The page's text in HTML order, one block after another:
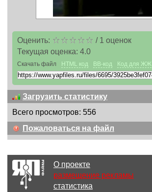
Оценить: / 1 оценок
Текущая оценка: 4.0
Скачать файл HTML код BB-код Код для ЖЖ
Загрузить статистику
Всего просмотров: 556
Пожаловаться на файл
О проекте
размещение рекламы
статистика